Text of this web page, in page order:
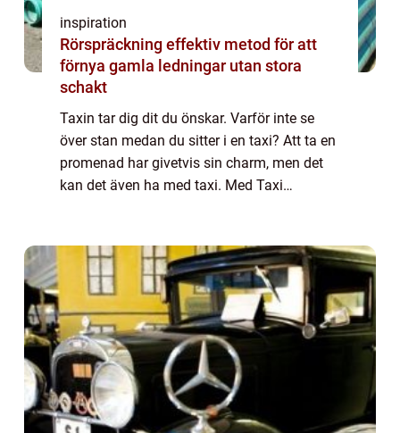
inspiration
Rörspräckning effektiv metod för att
förnya gamla ledningar utan stora
schakt
Taxin tar dig dit du önskar. Varför inte se
över stan medan du sitter i en taxi? Att ta en
promenad har givetvis sin charm, men det
kan det även ha med taxi. Med Taxi